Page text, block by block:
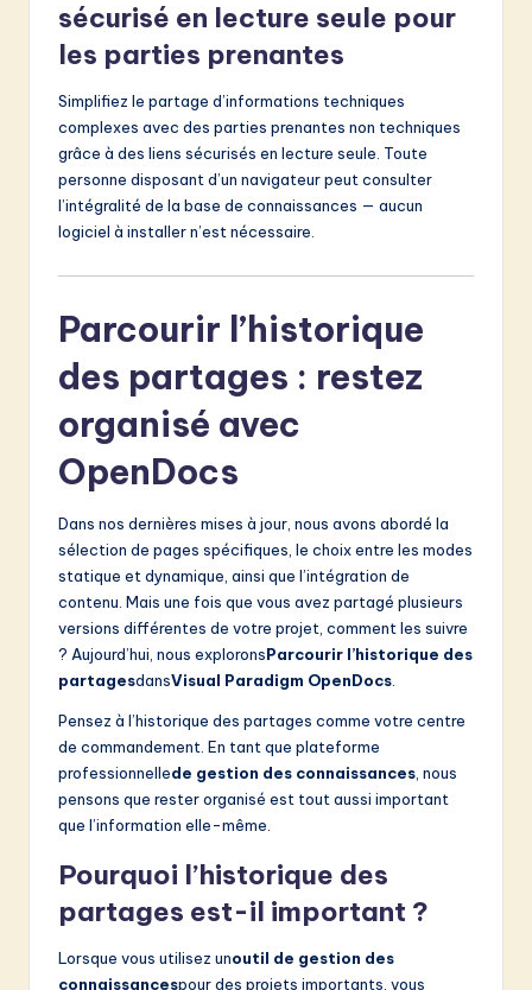
sécurisé en lecture seule pour
les parties prenantes
Simplifiez le partage d’informations techniques
complexes avec des parties prenantes non techniques
grâce à des liens sécurisés en lecture seule. Toute
personne disposant d’un navigateur peut consulter
l’intégralité de la base de connaissances — aucun
logiciel à installer n’est nécessaire.
Parcourir l’historique
des partages : restez
organisé avec
OpenDocs
Dans nos dernières mises à jour, nous avons abordé la
sélection de pages spécifiques, le choix entre les modes
statique et dynamique, ainsi que l’intégration de
contenu. Mais une fois que vous avez partagé plusieurs
versions différentes de votre projet, comment les suivre
? Aujourd’hui, nous exploronsParcourir l’historique des
partagesdansVisual Paradigm OpenDocs.
Pensez à l’historique des partages comme votre centre
de commandement. En tant que plateforme
professionnellede gestion des connaissances, nous
pensons que rester organisé est tout aussi important
que l’information elle-même.
Pourquoi l’historique des
partages est-il important ?
Lorsque vous utilisez unoutil de gestion des
connaissancespour des projets importants, vous